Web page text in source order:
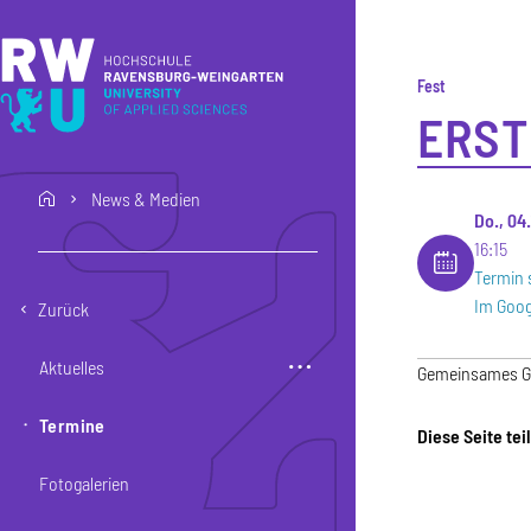
home News & Medien
Zurück
Aktuelles
Termine
Fotogalerien
Fest
Do.,
16:15
Termin
Im
Gemeinsames
Diese Seite